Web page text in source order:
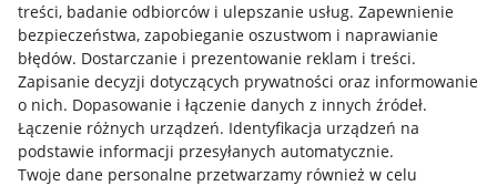
treści, badanie odbiorców i ulepszanie usług. Zapewnienie
bezpieczeństwa, zapobieganie oszustwom i naprawianie
błędów. Dostarczanie i prezentowanie reklam i treści.
Zapisanie decyzji dotyczących prywatności oraz informowanie
o nich. Dopasowanie i łączenie danych z innych źródeł.
Łączenie różnych urządzeń. Identyfikacja urządzeń na
podstawie informacji przesyłanych automatycznie.
Twoje dane personalne przetwarzamy również w celu
Mapa miejscowości
Informacje prawne
Regulamin
Polityka plików "cookies"